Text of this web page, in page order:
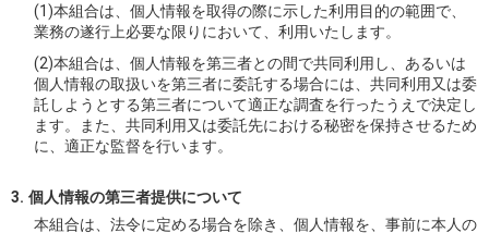
(1)本組合は、個人情報を取得の際に示した利用目的の範囲で、
業務の遂行上必要な限りにおいて、利用いたします。
(2)本組合は、個人情報を第三者との間で共同利用し、あるいは
個人情報の取扱いを第三者に委託する場合には、共同利用又は委
託しようとする第三者について適正な調査を行ったうえで決定し
ます。また、共同利用又は委託先における秘密を保持させるため
に、適正な監督を行います。
個人情報の第三者提供について
本組合は、法令に定める場合を除き、個人情報を、事前に本人の